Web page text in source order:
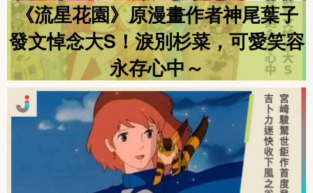
《流星花園》原漫畫作者神尾葉子
發文悼念大S！淚別杉菜，可愛笑容
永存心中～